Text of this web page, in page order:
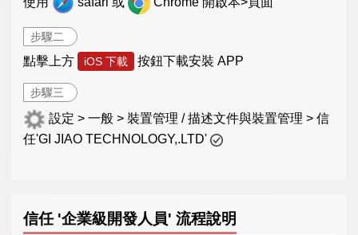
步驟二
點擊上方 iOS 下載 按鈕下載安裝 APP
步驟三
設定 > 一般 > 裝置管理 / 描述文件與裝置管理 > 信
任'GI JIAO TECHNOLOGY,.LTD'
信任 '企業級開發人員' 流程說明